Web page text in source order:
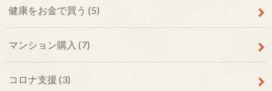
健康をお金で買う (5)
マンション購入 (7)
コロナ支援 (3)